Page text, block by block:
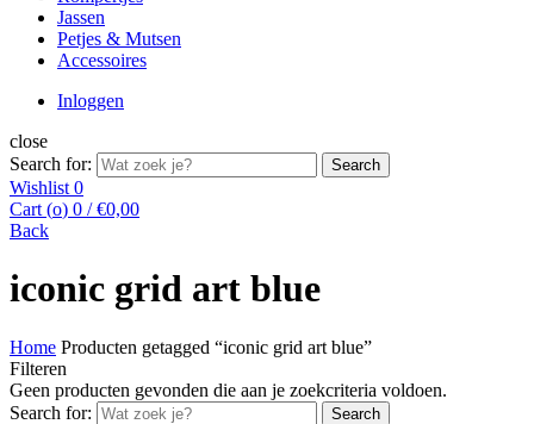
Jassen
Petjes & Mutsen
Accessoires
Inloggen
close
Search for:
Search
Wishlist 0
Cart (o) 0 / €0,00
Back
iconic grid art blue
Home Producten getagged “iconic grid art blue”
Filteren
Geen producten gevonden die aan je zoekcriteria voldoen.
Search for:
Search